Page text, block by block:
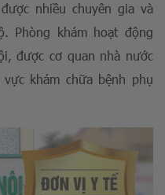
nhiều chuyên gia và
Phòng khám hoạt động
được cơ quan nhà nước
khám chữa bệnh phụ